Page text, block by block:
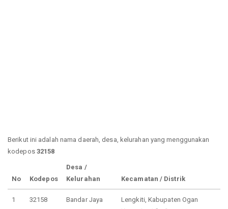
Berikut ini adalah nama daerah, desa, kelurahan yang menggunakan
kodepos 32158
No Kodepos
Desa /
Kelurahan
Kecamatan / Distrik
1 32158 Bandar Jaya
Lengkiti, Kabupaten Ogan